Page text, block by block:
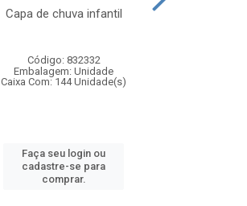
Capa de chuva infantil
Código: 832332
Embalagem: Unidade
Caixa Com: 144 Unidade(s)
Faça seu login ou
cadastre-se para
comprar.